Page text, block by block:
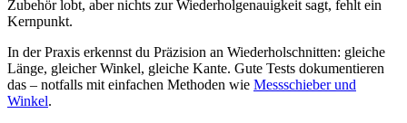
Zubehör lobt, aber nichts zur Wiederholgenauigkeit sagt, fehlt ein
Kernpunkt.
In der Praxis erkennst du Präzision an Wiederholschnitten: gleiche
Länge, gleicher Winkel, gleiche Kante. Gute Tests dokumentieren
das – notfalls mit einfachen Methoden wie Messschieber und
Winkel.